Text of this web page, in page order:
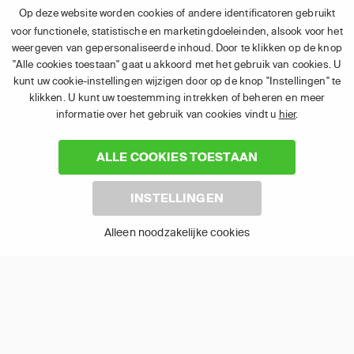
Op deze website worden cookies of andere identificatoren gebruikt
voor functionele, statistische en marketingdoeleinden, alsook voor het
weergeven van gepersonaliseerde inhoud. Door te klikken op de knop
"Alle cookies toestaan" gaat u akkoord met het gebruik van cookies. U
kunt uw cookie-instellingen wijzigen door op de knop "Instellingen" te
klikken. U kunt uw toestemming intrekken of beheren en meer
informatie over het gebruik van cookies vindt u hier.
ALLE COOKIES TOESTAAN
INSTELLINGEN
Alleen noodzakelijke cookies
Chromecast Apple TV
Android TV